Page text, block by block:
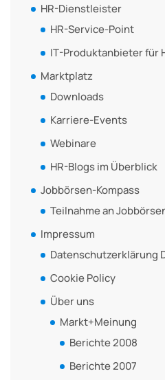
HR-Dienstleister
HR-Service-Point
IT-Produktanbieter für
Marktplatz
Downloads
Karriere-Events
Webinare
HR-Blogs im Überblick
Jobbörsen-Kompass
Teilnahme an
Impressum
Datenschutzerklärung
Cookie Policy
Über uns
Markt+Meinung
Berichte 2008
Berichte 2007